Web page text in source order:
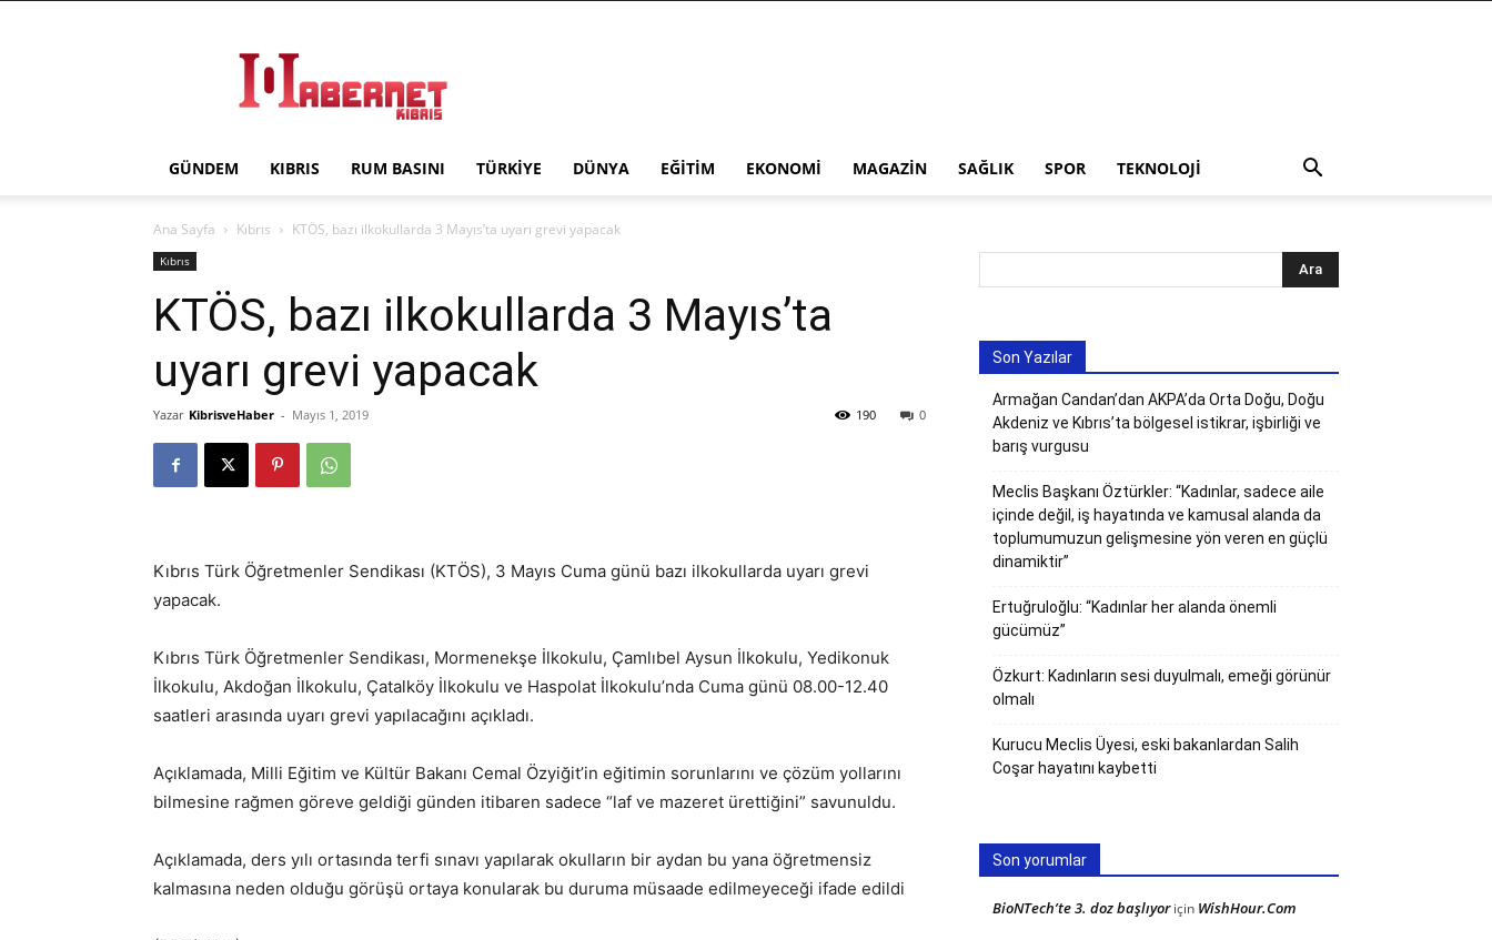
Kıbrıs
GÜNDEM KIBRIS RUM BASINI TÜRKIYE DÜNYA EĞITIM EKONOMI MAGAZIN SAĞLIK SPOR TEKNOLOJI
Ana Sayfa Kıbrıs KTÖS, bazı ilkokullarda 3 Mayıs’ta uyarı grevi yapacak
Kıbrıs
KTÖS, bazı ilkokullarda 3 Mayıs’ta
uyarı grevi yapacak
Yazar KibrisveHaber - Mayıs 1, 2019 0
190
Kıbrıs Türk Öğretmenler Sendikası (KTÖS), 3 Mayıs Cuma günü bazı ilkokullarda uyarı grevi
yapacak.
Kıbrıs Türk Öğretmenler Sendikası, Mormenekşe İlkokulu, Çamlıbel Aysun İlkokulu, Yedikonuk
İlkokulu, Akdoğan İlkokulu, Çatalköy İlkokulu ve Haspolat İlkokulu’nda Cuma günü 08.00-12.40
saatleri arasında uyarı grevi yapılacağını açıkladı.
Açıklamada, Milli Eğitim ve Kültür Bakanı Cemal Özyiğit’in eğitimin sorunlarını ve çözüm yollarını
bilmesine rağmen göreve geldiği günden itibaren sadece “laf ve mazeret ürettiğini” savunuldu.
Açıklamada, ders yılı ortasında terfi sınavı yapılarak okulların bir aydan bu yana öğretmensiz
kalmasına neden olduğu görüşü ortaya konularak bu duruma müsaade edilmeyeceği ifade edildi
Son Yazılar
Armağan Candan’dan AKPA’da Orta Doğu, Doğu
Akdeniz ve Kıbrıs’ta bölgesel istikrar, işbirliği ve
barış vurgusu
Meclis Başkanı Öztürkler: “Kadınlar, sadece aile
içinde değil, iş hayatında ve kamusal alanda da
toplumumuzun gelişmesine yön veren en güçlü
dinamiktir”
Ertuğruloğlu: “Kadınlar her alanda önemli
gücümüz”
Özkurt: Kadınların sesi duyulmalı, emeği görünür
olmalı
Kurucu Meclis Üyesi, eski bakanlardan Salih
Coşar hayatını kaybetti
Son yorumlar
BioNTech’te 3. doz başlıyoriçin WishHour.Com